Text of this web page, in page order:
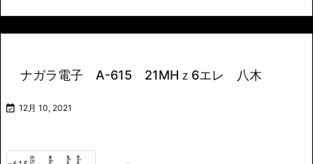
ナガラ電子 A-615 21MHｚ6エレ 八木
 12月 10, 2021